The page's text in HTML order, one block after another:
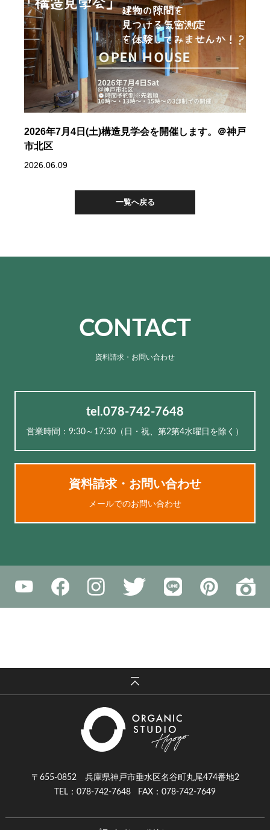
2026年7月4日(土)構造見学会を開催します。＠神戸
市北区
2026.06.09
一覧へ戻る
CONTACT
資料請求・お問い合わせ
tel.078-742-7648
営業時間：9:30～17:30（⽇・祝、第2第4水曜日を除く）
資料請求・お問い合わせ
メールでのお問い合わせ
〒655-0852 兵庫県神戸市垂水区名谷町丸尾474番地2
TEL：078-742-7648
FAX：078-742-7649